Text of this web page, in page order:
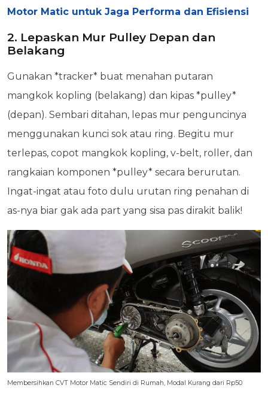
Motor Matic untuk Jaga Performa dan Efisiensi
2. Lepaskan Mur Pulley Depan dan
Belakang
Gunakan *tracker* buat menahan putaran
mangkok kopling (belakang) dan kipas *pulley*
(depan). Sembari ditahan, lepas mur penguncinya
menggunakan kunci sok atau ring. Begitu mur
terlepas, copot mangkok kopling, v-belt, roller, dan
rangkaian komponen *pulley* secara berurutan.
Ingat-ingat atau foto dulu urutan ring penahan di
as-nya biar gak ada part yang sisa pas dirakit balik!
Membersihkan CVT Motor Matic Sendiri di Rumah, Modal Kurang dari Rp50